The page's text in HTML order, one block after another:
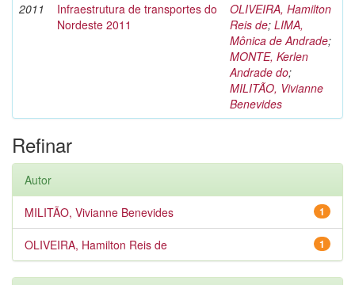
2011
Infraestrutura de transportes do
Nordeste 2011
OLIVEIRA, Hamilton
Reis de; LIMA,
Mônica de Andrade;
MONTE, Kerlen
Andrade do;
MILITÃO, Vivianne
Benevides
Refinar
Autor
1
MILITÃO, Vivianne Benevides
1
OLIVEIRA, Hamilton Reis de